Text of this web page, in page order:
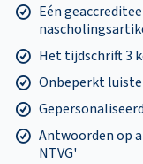
Eén
Het tijdschrift 3
Onbeperkt
Antwoorden op
NTVG'